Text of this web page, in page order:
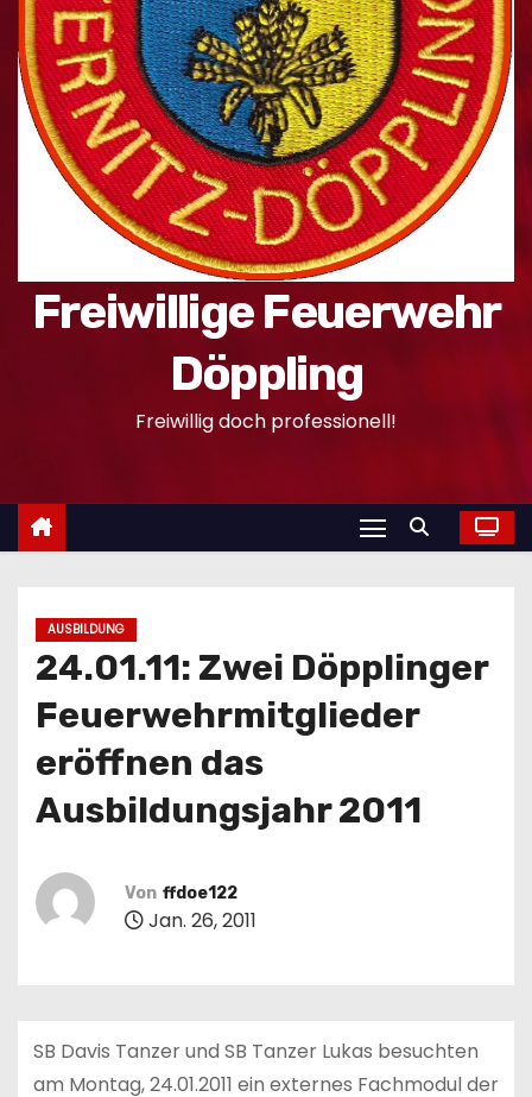
Freiwillige Feuerwehr
Döppling
Freiwillig doch professionell!
AUSBILDUNG
24.01.11: Zwei Döpplinger
Feuerwehrmitglieder
eröffnen das
Ausbildungsjahr 2011
Von ffdoe122
Jan. 26, 2011
SB Davis Tanzer und SB Tanzer Lukas besuchten
am Montag, 24.01.2011 ein externes Fachmodul der